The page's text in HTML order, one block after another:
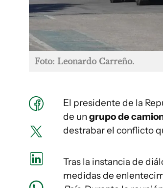
Foto: Leonardo Carreño.
El presidente de la
de un grupo de
destrabar el conflicto
Tras la instancia de
medidas de